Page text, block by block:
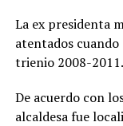
La ex presidenta
atentados cuando
trienio 2008-2011.
De acuerdo con
alcaldesa fue